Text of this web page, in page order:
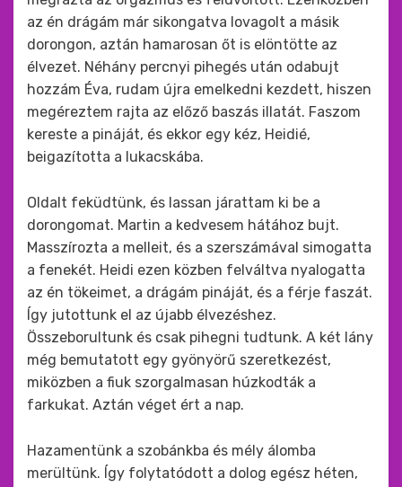
az én drágám már sikongatva lovagolt a másik
dorongon, aztán hamarosan őt is elöntötte az
élvezet. Néhány percnyi pihegés után odabujt
hozzám Éva, rudam újra emelkedni kezdett, hiszen
megéreztem rajta az előző baszás illatát. Faszom
kereste a pináját, és ekkor egy kéz, Heidié,
beigazította a lukacskába.
Oldalt feküdtünk, és lassan járattam ki be a
dorongomat. Martin a kedvesem hátához bujt.
Masszírozta a melleit, és a szerszámával simogatta
a fenekét. Heidi ezen közben felváltva nyalogatta
az én tökeimet, a drágám pináját, és a férje faszát.
Így jutottunk el az újabb élvezéshez.
Összeborultunk és csak pihegni tudtunk. A két lány
még bemutatott egy gyönyörű szeretkezést,
miközben a fiuk szorgalmasan húzkodták a
farkukat. Aztán véget ért a nap.
Hazamentünk a szobánkba és mély álomba
merültünk. Így folytatódott a dolog egész héten,